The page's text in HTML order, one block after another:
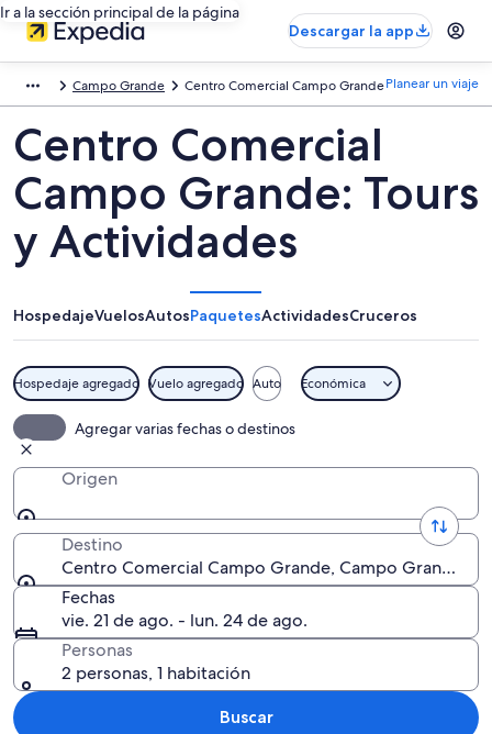
Ir a la sección principal de la página
Descargar la app
Campo Grande Centro Comercial Campo GrandePlanear un viaje
Centro Comercial
Campo Grande: Tours
y Actividades
HospedajeVuelosAutosPaquetesActividadesCruceros
Hospedaje agregado Vuelo agregado Auto Económica
Agregar varias fechas o destinos
Origen
Destino
Centro Comercial Campo Grande, Campo Grande,
Fechas
vie. 21 de ago. - lun. 24 de ago.
Personas
2 personas, 1 habitación
Buscar